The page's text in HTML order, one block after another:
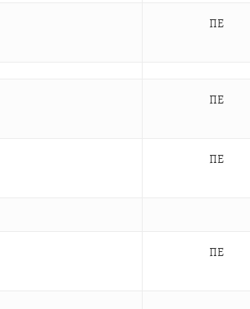
ΠΕ
ΠΕ
ΠΕ
ΠΕ